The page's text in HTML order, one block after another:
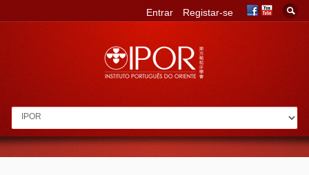
Go to:
Entrar Registar-se